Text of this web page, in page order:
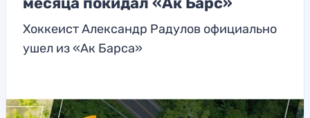
Хоккеист Александр Радулов официально
ушел из «Ак Барса»